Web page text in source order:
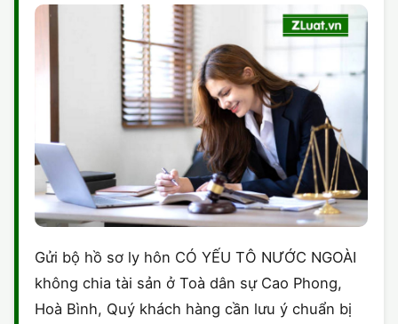
Gửi bộ hồ sơ ly hôn CÓ YẾU TÔ NƯỚC NGOÀI
không chia tài sản ở Toà dân sự Cao Phong,
Hoà Bình, Quý khách hàng cần lưu ý chuẩn bị